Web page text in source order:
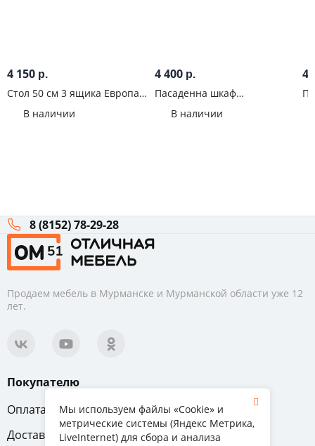
4 150 р.
Стол 50 см 3 ящика Европа
В наличии
4 400 р.
Пасаденна шкаф
800 (460) Бетон
В наличии
4
8 (8152) 78-29-28
Продаем мебель в Мурманске и Мурманской области уже 12
лет.
Покупателю
Оплата
Вопрос-ответ
Доставка
Обмен и возврат
Мы используем файлы «Cookie» и
метрические системы (Яндекс Метрика,
LiveInternet) для сбора и анализа